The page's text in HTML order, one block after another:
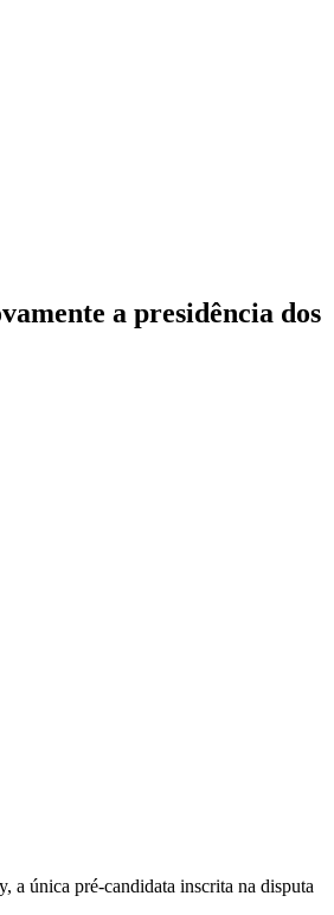
a presidência dos
a única pré-candidata inscrita na disputa